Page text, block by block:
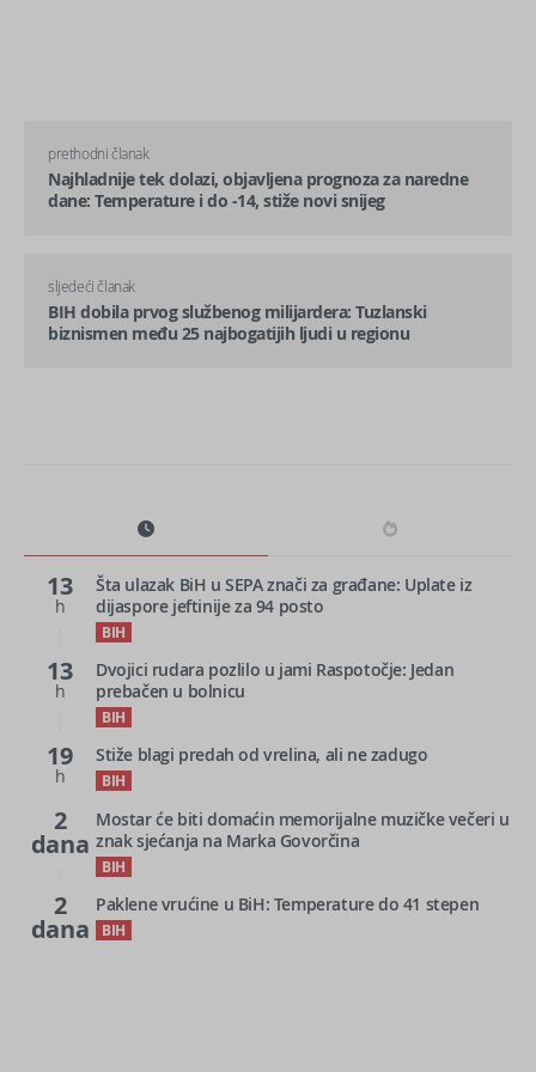
prethodni članak
Najhladnije tek dolazi, objavljena prognoza za naredne
dane: Temperature i do -14, stiže novi snijeg
sljedeći članak
BIH dobila prvog službenog milijardera: Tuzlanski
biznismen među 25 najbogatijih ljudi u regionu
13
h
Šta ulazak BiH u SEPA znači za građane: Uplate iz
dijaspore jeftinije za 94 posto
BIH
13
h
Dvojici rudara pozlilo u jami Raspotočje: Jedan
prebačen u bolnicu
BIH
19
h
Stiže blagi predah od vrelina, ali ne zadugo
BIH
2
dana
Mostar će biti domaćin memorijalne muzičke večeri u
znak sjećanja na Marka Govorčina
BIH
2
dana
Paklene vrućine u BiH: Temperature do 41 stepen
BIH